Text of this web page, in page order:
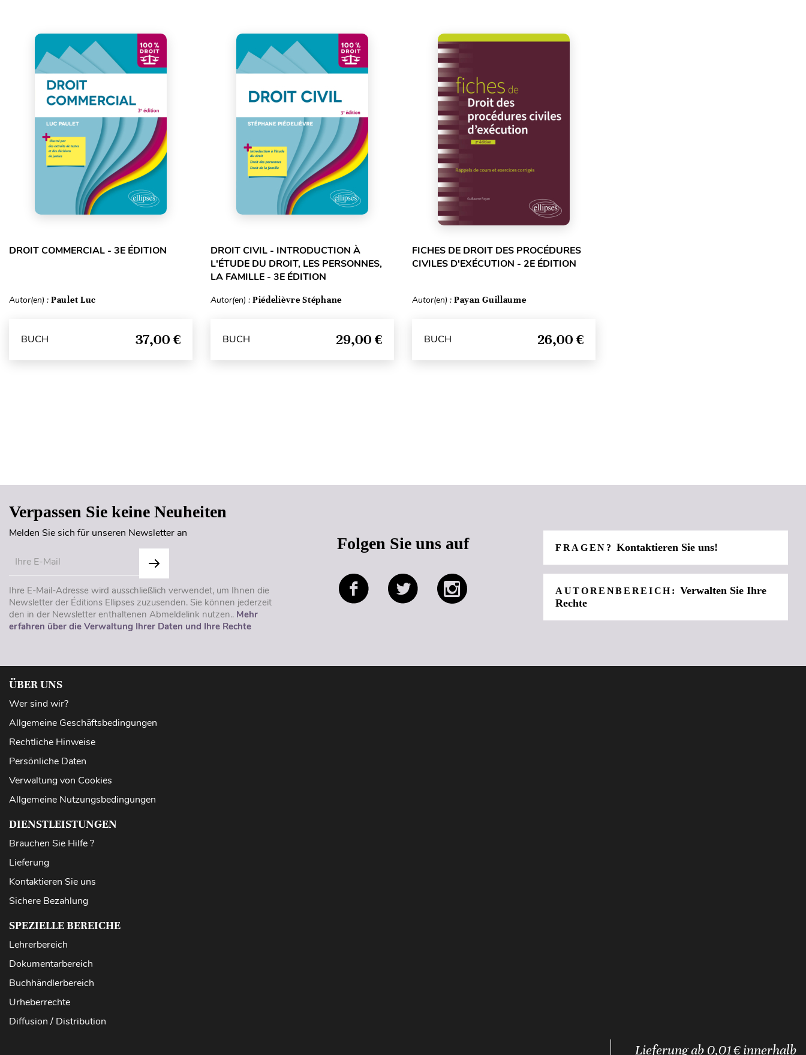
DROIT COMMERCIAL - 3E ÉDITION
Autor(en) : Paulet Luc
BUCH 37,00 €
DROIT CIVIL - INTRODUCTION À
L'ÉTUDE DU DROIT, LES PERSONNES,
LA FAMILLE - 3E ÉDITION
Autor(en) : Piédelièvre Stéphane
BUCH 29,00 €
FICHES DE DROIT DES PROCÉDURES
CIVILES D'EXÉCUTION - 2E ÉDITION
Autor(en) : Payan Guillaume
BUCH 26,00 €
Verpassen Sie keine Neuheiten
Melden Sie sich für unseren Newsletter an
Ihre E-Mail-Adresse wird ausschließlich verwendet, um Ihnen die
Newsletter der Éditions Ellipses zuzusenden. Sie können jederzeit
den in der Newsletter enthaltenen Abmeldelink nutzen.. Mehr
erfahren über die Verwaltung Ihrer Daten und Ihre Rechte
Folgen Sie uns auf FRAGEN?Kontaktieren Sie uns!
AUTORENBEREICH:Verwalten Sie Ihre
Rechte
ÜBER UNS
Wer sind wir?
Allgemeine Geschäftsbedingungen
Rechtliche Hinweise
Persönliche Daten
Verwaltung von Cookies
Allgemeine Nutzungsbedingungen
DIENSTLEISTUNGEN
Brauchen Sie Hilfe ?
Lieferung
Kontaktieren Sie uns
Sichere Bezahlung
SPEZIELLE BEREICHE
Lehrerbereich
Dokumentarbereich
Buchhändlerbereich
Urheberrechte
Diffusion / Distribution
Lieferung ab 0,01 € innerhalb